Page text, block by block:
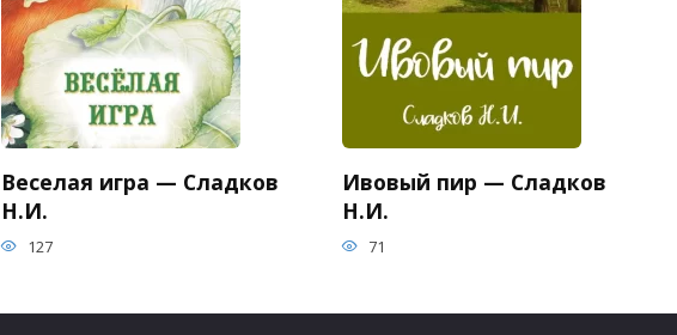
Веселая игра — Сладков
Н.И.
127
Ивовый пир — Сладков
Н.И.
71